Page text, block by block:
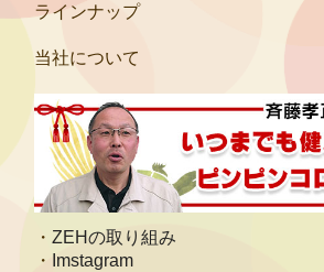
ラインナップ
当社について
ZEHの取り組み
Imstagram